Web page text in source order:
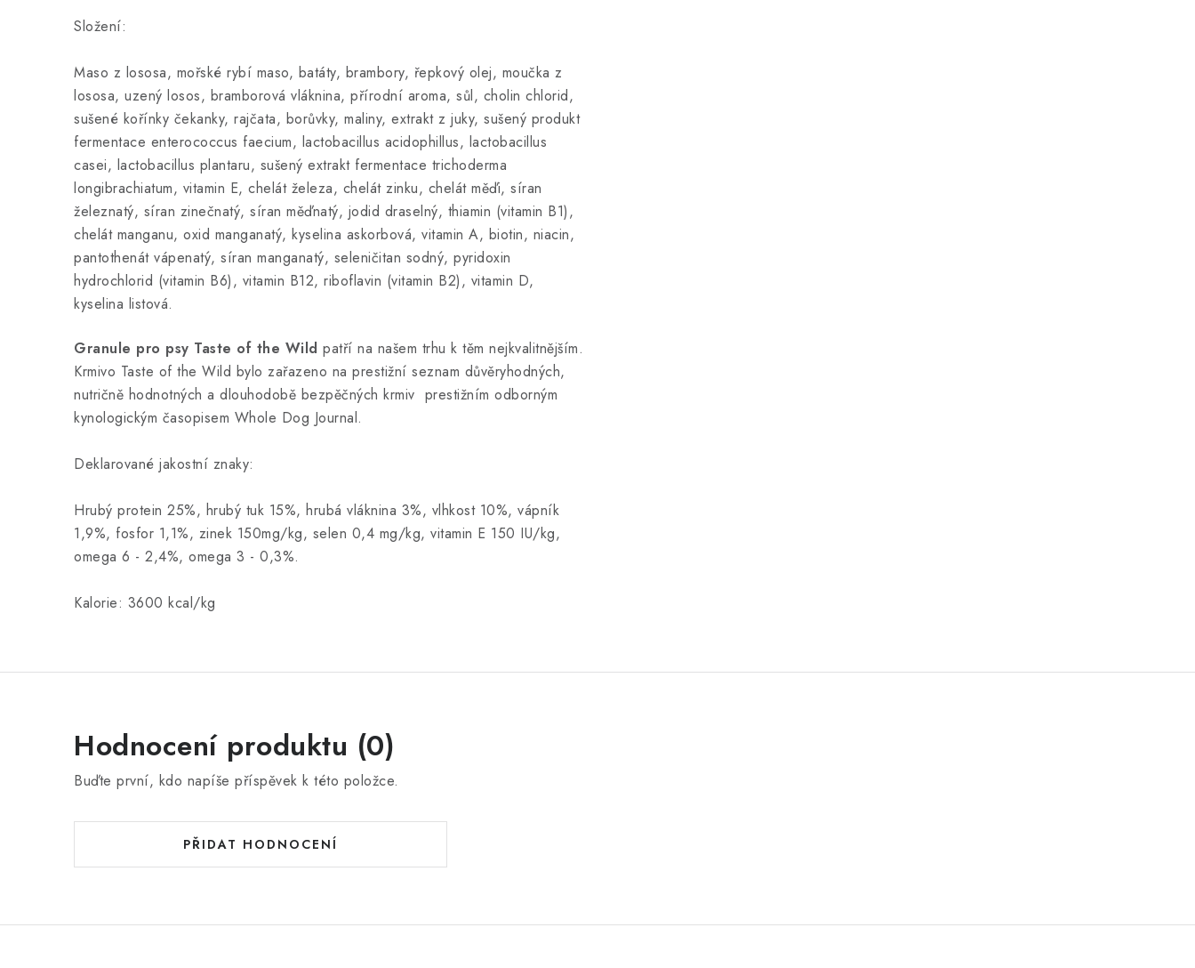
Složení:
Maso z lososa, mořské rybí maso, batáty, brambory, řepkový olej, moučka z
lososa, uzený losos, bramborová vláknina, přírodní aroma, sůl, cholin chlorid,
sušené kořínky čekanky, rajčata, borůvky, maliny, extrakt z juky, sušený produkt
fermentace enterococcus faecium, lactobacillus acidophillus, lactobacillus
casei, lactobacillus plantaru, sušený extrakt fermentace trichoderma
longibrachiatum, vitamin E, chelát železa, chelát zinku, chelát měďi, síran
železnatý, síran zinečnatý, síran měďnatý, jodid draselný, thiamin (vitamin B1),
chelát manganu, oxid manganatý, kyselina askorbová, vitamin A, biotin, niacin,
pantothenát vápenatý, síran manganatý, seleničitan sodný, pyridoxin
hydrochlorid (vitamin B6), vitamin B12, riboflavin (vitamin B2), vitamin D,
kyselina listová.
Granule pro psy Taste of the Wild patří na našem trhu k těm nejkvalitnějším.
Krmivo Taste of the Wild bylo zařazeno na prestižní seznam důvěryhodných,
nutričně hodnotných a dlouhodobě bezpěčných krmiv prestižním odborným
kynologickým časopisem Whole Dog Journal.
Deklarované jakostní znaky:
Hrubý protein 25%, hrubý tuk 15%, hrubá vláknina 3%, vlhkost 10%, vápník
1,9%, fosfor 1,1%, zinek 150mg/kg, selen 0,4 mg/kg, vitamin E 150 IU/kg,
omega 6 - 2,4%, omega 3 - 0,3%.
Kalorie: 3600 kcal/kg
Hodnocení produktu (0)
Buďte první, kdo napíše příspěvek k této položce.
PŘIDAT HODNOCENÍ